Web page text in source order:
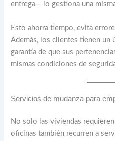
entrega— lo gestiona una
Esto ahorra tiempo, evita
Además, los clientes tienen un
garantía de que sus
mismas condiciones de
Servicios de mudanza para
No solo las viviendas
oficinas también recurren a